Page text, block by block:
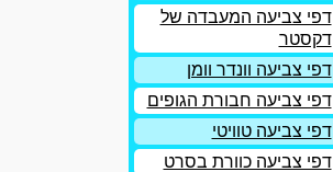
דפי צביעה המעבדה של
דקסטר
דפי צביעה וונדר וומן
דפי צביעה חבורת הגופים
דפי צביעה טוויטי
דפי צביעה כוורת בסרט